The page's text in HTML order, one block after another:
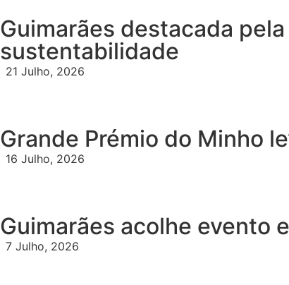
Guimarães destacada
sustentabilidade
21 Julho, 2026
Grande Prémio do Minho
16 Julho, 2026
Guimarães acolhe evento
7 Julho, 2026